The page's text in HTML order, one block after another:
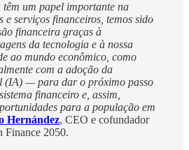
têm um papel importante na
e serviços financeiros, temos sido
financeira graças à
da tecnologia e à nossa
ao mundo econômico, como
com a adoção da
(IA) — para dar o próximo passo
financeiro e, assim,
para a população em
Hernández, CEO e cofundador
Finance 2050.